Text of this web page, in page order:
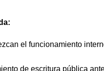
el funcionamiento
de escritura pública